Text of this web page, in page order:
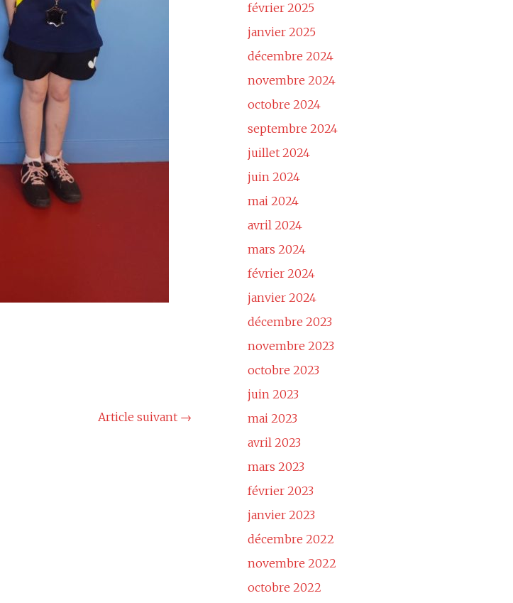
Article suivant →
février 2025
janvier 2025
décembre 2024
novembre 2024
octobre 2024
septembre 2024
juillet 2024
juin 2024
mai 2024
avril 2024
mars 2024
février 2024
janvier 2024
décembre 2023
novembre 2023
octobre 2023
juin 2023
mai 2023
avril 2023
mars 2023
février 2023
janvier 2023
décembre 2022
novembre 2022
octobre 2022